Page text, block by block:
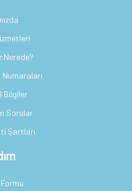
Nerede?
Bilgiler
Sorular
Şartları